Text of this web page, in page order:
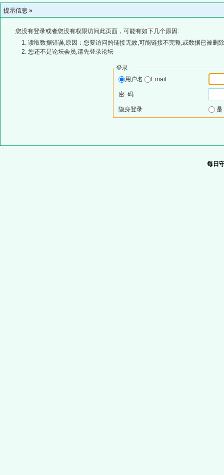
提示信息 »
您没有登录或者您没有权限访问此页面，可能有如下几个原因:
读取数据错误,原因：您要访问的链接无效,可能链接不完整,或数据已被删
您还不是论坛会员,请先登录论坛
登录
用户名
Email
密 码
隐身登录
每日